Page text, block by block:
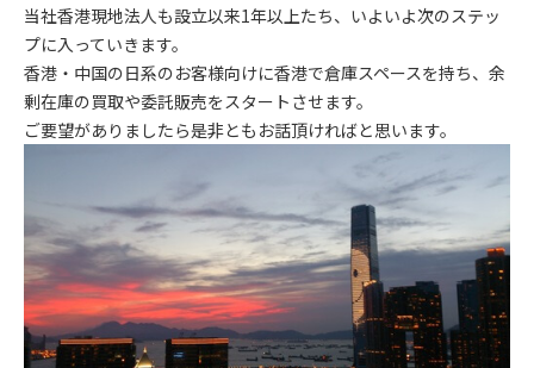
当社香港現地法人も設立以来1年以上たち、いよいよ次のステッ
プに入っていきます。
香港・中国の日系のお客様向けに香港で倉庫スペースを持ち、余
剰在庫の買取や委託販売をスタートさせます。
ご要望がありましたら是非ともお話頂ければと思います。